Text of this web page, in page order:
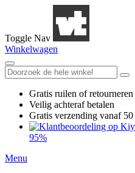
Toggle Nav
Winkelwagen
Gratis ruilen of retourneren
Veilig achteraf betalen
Gratis verzending vanaf 50
95%
Menu